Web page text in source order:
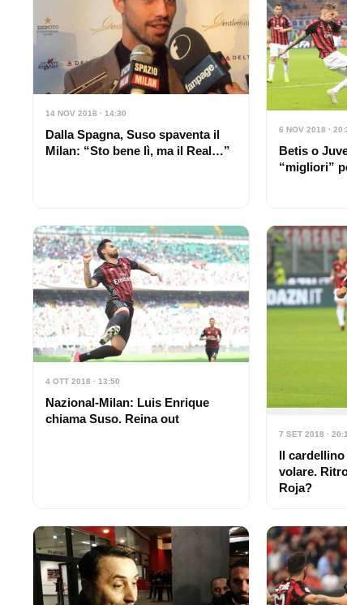
14 NOV 2018 · 14:30
Dalla Spagna, Suso spaventa il
Milan: “Sto bene lì, ma il Real…”
6 NOV 2018 ·
Betis o
“migliori”
4 OTT 2018 · 13:50
Nazional-Milan: Luis Enrique
chiama Suso. Reina out
7 SET 2018 ·
Il
volare.
Roja?